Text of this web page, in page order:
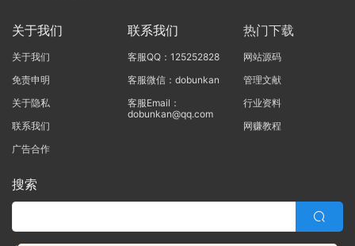
关于我们
关于我们
免责申明
关于隐私
联系我们
广告合作
联系我们
客服QQ：125252828
客服微信：dobunkan
客服Email：
dobunkan@qq.com
热门下载
网站源码
管理文献
行业资料
网赚教程
搜索